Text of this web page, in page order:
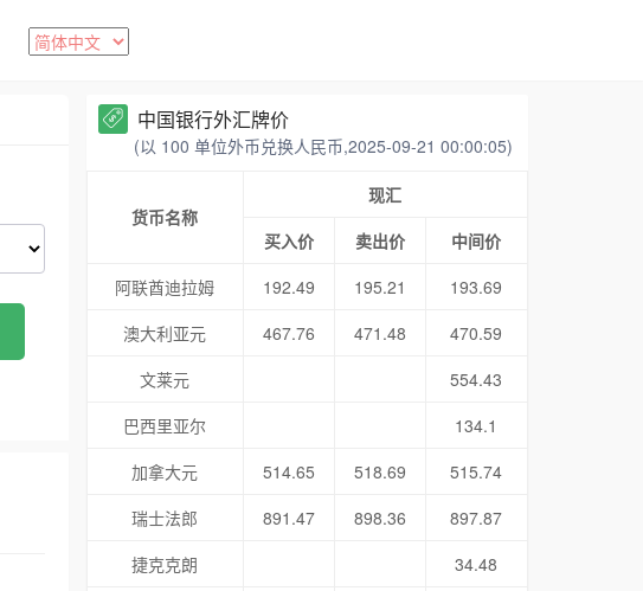
中国银行外汇牌价
(以 100 单位外币兑换人民币,2025-09-21 00:00:05)
货币名称
现汇
买入价
卖出价
中间价
阿联酋迪拉姆
192.49 195.21
193.69
澳大利亚元
467.76 471.48
470.59
文莱元
554.43
巴西里亚尔
134.1
加拿大元
514.65 518.69
515.74
瑞士法郎
891.47 898.36
897.87
捷克克朗
34.48